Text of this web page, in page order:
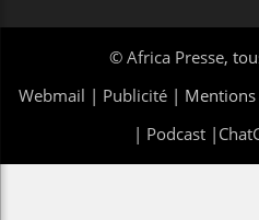
© Africa Presse,
Webmail | Publicité | Mentions
| Podcast|